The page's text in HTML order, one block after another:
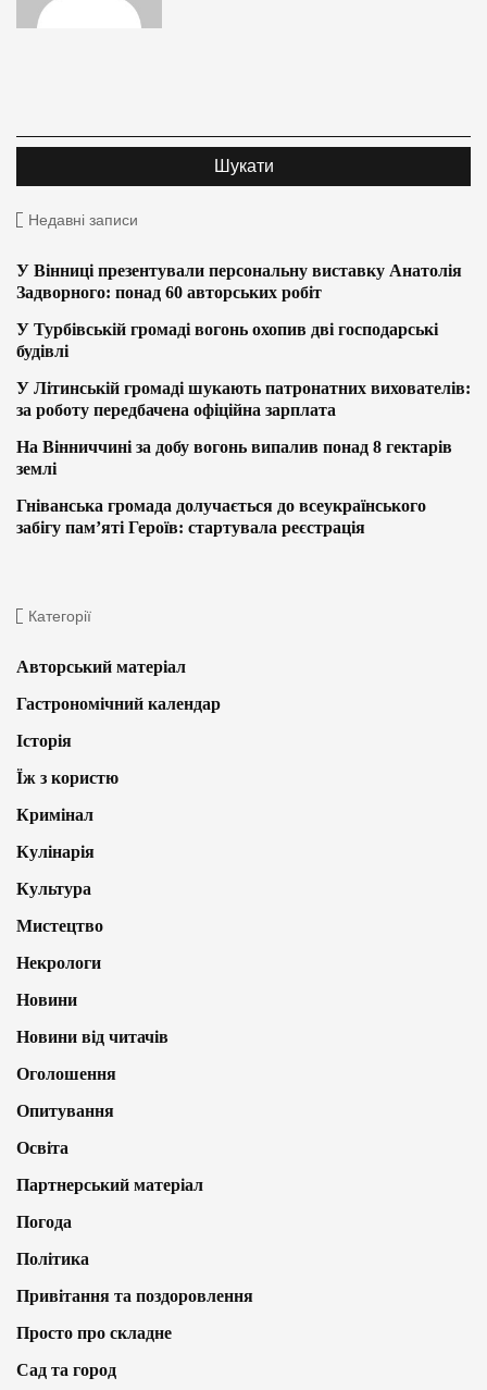
Недавні записи
У Вінниці презентували персональну виставку Анатолія
Задворного: понад 60 авторських робіт
У Турбівській громаді вогонь охопив дві господарські
будівлі
У Літинській громаді шукають патронатних вихователів:
за роботу передбачена офіційна зарплата
На Вінниччині за добу вогонь випалив понад 8 гектарів
землі
Гніванська громада долучається до всеукраїнського
забігу пам’яті Героїв: стартувала реєстрація
Категорії
Авторський матеріал
Гастрономічний календар
Історія
Їж з користю
Кримінал
Кулінарія
Культура
Мистецтво
Некрологи
Новини
Новини від читачів
Оголошення
Опитування
Освіта
Партнерський матеріал
Погода
Політика
Привітання та поздоровлення
Просто про складне
Сад та город